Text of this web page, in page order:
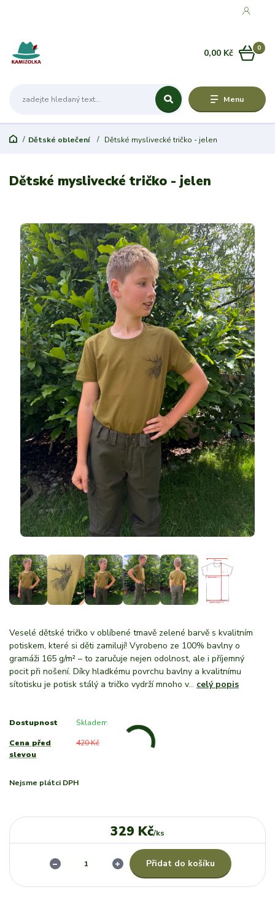
Menu
0
0,00 Kč
Dětské oblečení Dětské myslivecké tričko - jelen
Dětské myslivecké tričko - jelen
Veselé dětské tričko v oblíbené tmavě zelené barvě s kvalitním
potiskem, které si děti zamilují! Vyrobeno ze 100% bavlny o
gramáži 165 g/m² – to zaručuje nejen odolnost, ale i příjemný
pocit při nošení. Díky hladkému povrchu bavlny a kvalitnímu
sítotisku je potisk stálý a tričko vydrží mnoho v... celý popis
Dostupnost Skladem
Cena před
slevou
420 Kč
Nejsme plátci DPH
329 Kč/ks
Přidat do košíku